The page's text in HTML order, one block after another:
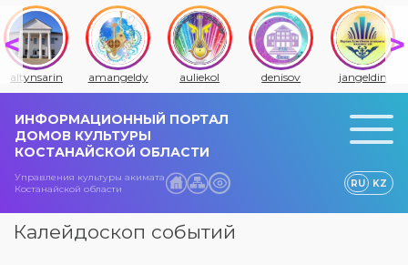
altynsarin amangeldy auliekol denisov jangeldin
ИНФОРМАЦИОННЫЙ ПОРТАЛ
ДОМОВ КУЛЬТУРЫ
КОСТАНАЙСКОЙ ОБЛАСТИ
Управления культуры акимата
Костанайской области
RU KZ
Калейдоскоп событий